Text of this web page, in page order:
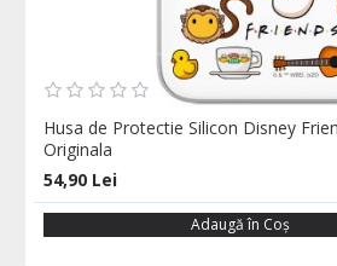
Husa de Protectie Silicon Disney
Originala
54,90 Lei
Adaugă în Coş